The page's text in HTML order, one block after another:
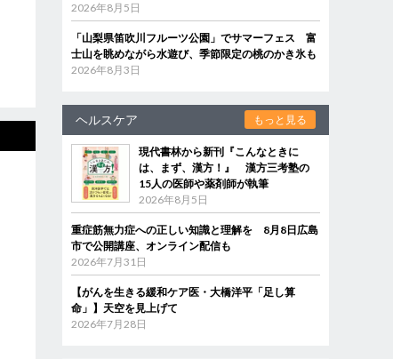
2026年8月5日
「山梨県笛吹川フルーツ公園」でサマーフェス 富
士山を眺めながら水遊び、季節限定の桃のかき氷も
2026年8月3日
ヘルスケア もっと見る
現代書林から新刊『こんなときに
は、まず、漢方！』 漢方三考塾の
15人の医師や薬剤師が執筆
2026年8月5日
重症筋無力症への正しい知識と理解を 8月8日広島
市で公開講座、オンライン配信も
2026年7月31日
【がんを生きる緩和ケア医・大橋洋平「足し算
命」】天空を見上げて
2026年7月28日